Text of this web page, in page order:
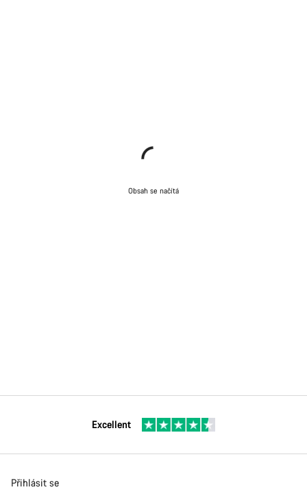
Obsah se načítá
Excellent
Přihlásit se